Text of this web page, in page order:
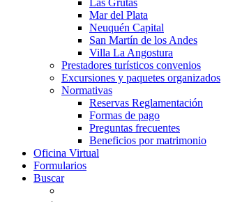
Las Grutas
Mar del Plata
Neuquén Capital
San Martín de los Andes
Villa La Angostura
Prestadores turísticos convenios
Excursiones y paquetes organizados
Normativas
Reservas Reglamentación
Formas de pago
Preguntas frecuentes
Beneficios por matrimonio
Oficina Virtual
Formularios
Buscar